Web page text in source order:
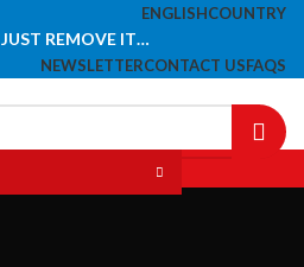
ENGLISHCOUNTRY
REMOVE IT…
NEWSLETTERCONTACT USFAQS